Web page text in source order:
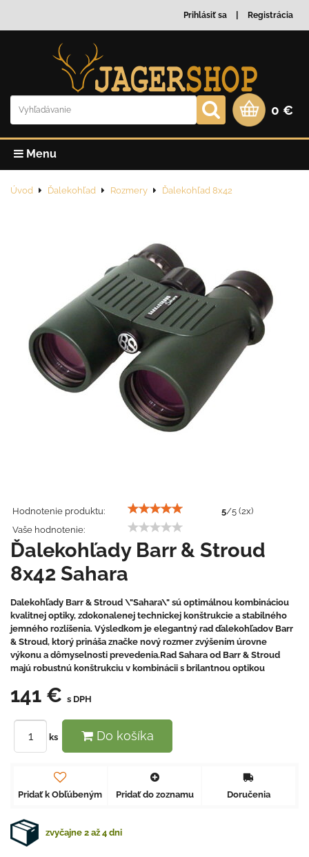
Prihlásiť sa Registrácia
0 €
Menu
Úvod Ďalekohľad Rozmery Ďalekohľad 8x42
Hodnotenie produktu: 5/5 (2x)
Vaše hodnotenie:
Ďalekohľady Barr & Stroud
8x42 Sahara
Dalekohľady Barr & Stroud \"Sahara\" sú optimálnou kombináciou
kvalitnej optiky, zdokonalenej technickej konštrukcie a stabilného
jemného rozlíšenia. Výsledkom je elegantný rad ďalekohľadov Barr
& Stroud, ktorý prináša značke nový rozmer zvýšením úrovne
výkonu a dômyselnosti prevedenia.Rad Sahara od Barr & Stroud
majú robustnú konštrukciu v kombinácii s brilantnou optikou
141 € s DPH
ks Do košíka
Pridať k Obľúbeným Pridať do zoznamu Doručenia
zvyčajne 2 až 4 dni